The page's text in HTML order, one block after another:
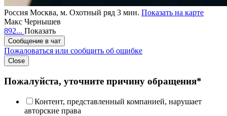
Россия Москва, м. Охотный ряд 3 мин. Показать на карте
Макс Чернышев
892... Показать
Сообщение в чат
Пожаловаться или сообщить об ошибке
Close
Пожалуйста, уточните причину обращения*
Контент, представленный компанией, нарушает
авторские права